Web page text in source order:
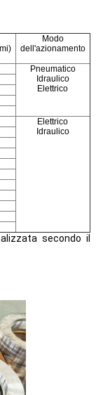
Modo
dell'azionamento
Pneumatico
Idraulico
Elettrico
Elettrico
Idraulico
secondo il